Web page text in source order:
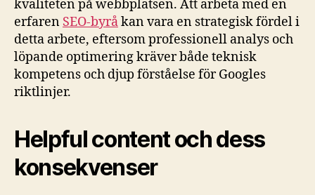
kvaliteten på webbplatsen. Att arbeta med en
erfaren SEO-byråkan vara en strategisk fördel i
detta arbete, eftersom professionell analys och
löpande optimering kräver både teknisk
kompetens och djup förståelse för Googles
riktlinjer.
Helpful content och dess
konsekvenser